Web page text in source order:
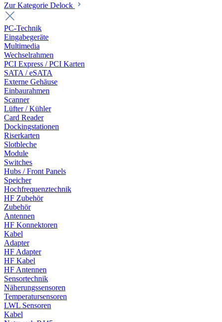
Zur Kategorie Delock
PC-Technik
Eingabegeräte
Multimedia
Wechselrahmen
PCI Express / PCI Karten
SATA / eSATA
Externe Gehäuse
Einbaurahmen
Scanner
Lüfter / Kühler
Card Reader
Dockingstationen
Riserkarten
Slotbleche
Module
Switches
Hubs / Front Panels
Speicher
Hochfrequenztechnik
HF Zubehör
Zubehör
Antennen
HF Konnektoren
Kabel
Adapter
HF Adapter
HF Kabel
HF Antennen
Sensortechnik
Näherungssensoren
Temperatursensoren
LWL Sensoren
Kabel